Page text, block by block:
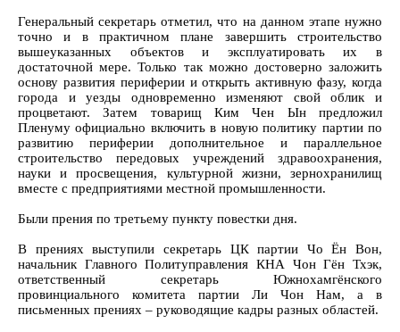
Генеральный секретарь отметил, что на данном этапе нужно
точно и в практичном плане завершить строительство
вышеуказанных объектов и эксплуатировать их в
достаточной мере. Только так можно достоверно заложить
основу развития периферии и открыть активную фазу, когда
города и уезды одновременно изменяют свой облик и
процветают. Затем товарищ Ким Чен Ын предложил
Пленуму официально включить в новую политику партии по
развитию периферии дополнительное и параллельное
строительство передовых учреждений здравоохранения,
науки и просвещения, культурной жизни, зернохранилищ
вместе с предприятиями местной промышленности.
Были прения по третьему пункту повестки дня.
В прениях выступили секретарь ЦК партии Чо Ён Вон,
начальник Главного Политуправления КНА Чон Гён Тхэк,
ответственный секретарь Южнохамгёнского
провинциального комитета партии Ли Чон Нам, а в
письменных прениях – руководящие кадры разных областей.